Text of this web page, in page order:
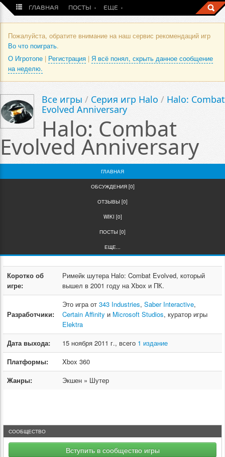
ГЛАВНАЯ ПОСТЫ ЕЩЕ
Пожалуйста, обратите внимание на наш сервис рекомендаций игр
Во что поиграть.
О Игротопе | Регистрация | Я всё понял, скрыть данное сообщение
на неделю.
Все игры / Серия игр Halo / Halo: Combat
Evolved Anniversary
Halo: Combat
Evolved Anniversary
ГЛАВНАЯ
ОБСУЖДЕНИЯ [0]
ОТЗЫВЫ [0]
WIKI [0]
ПОСТЫ [0]
ЕЩЕ...
Коротко об
игре:
Римейк шутера Halo: Combat Evolved, который
вышел в 2001 году на Xbox и ПК.
Разработчики:
Это игра от 343 Industries, Saber Interactive,
Certain Affinity и Microsoft Studios, куратор игры
Elektra
Дата выхода:
15 ноября 2011 г., всего 1 издание
Платформы:
Xbox 360
Жанры:
Экшен » Шутер
СООБЩЕСТВО
Вступить в сообщество игры